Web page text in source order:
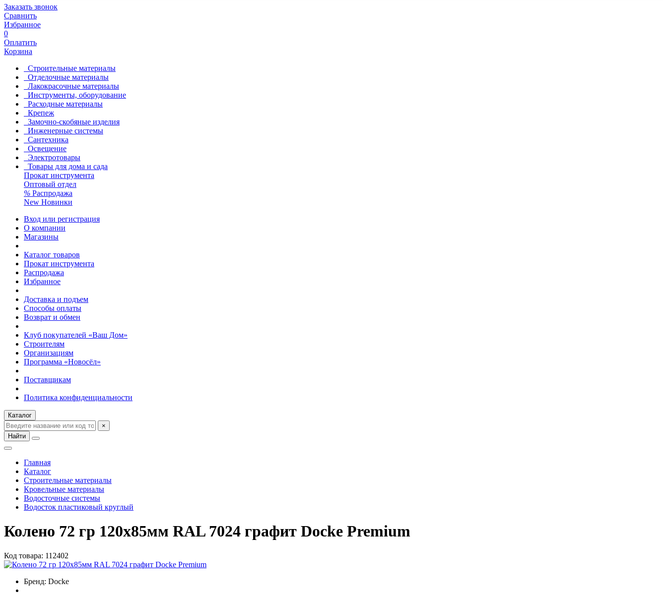
Заказать звонок
Сравнить
Избранное
0
Оплатить
Корзина
Строительные материалы
Отделочные материалы
Лакокрасочные материалы
Инструменты, оборудование
Расходные материалы
Крепеж
Замочно-скобяные изделия
Инженерные системы
Сантехника
Освещение
Электротовары
Товары для дома и сада
Прокат инструмента
Оптовый отдел
% Распродажа
New Новинки
Вход или регистрация
О компании
Магазины
Каталог товаров
Прокат инструмента
Распродажа
Избранное
Доставка и подъем
Способы оплаты
Возврат и обмен
Клуб покупателей «Ваш Дом»
Строителям
Организациям
Программа «Новосёл»
Поставщикам
Политика конфиденциальности
Каталог
×
Найти
Главная
Каталог
Строительные материалы
Кровельные материалы
Водосточные системы
Водосток пластиковый круглый
Колено 72 гр 120х85мм RAL 7024 графит Docke Premium
Код товара: 112402
Бренд: Docke